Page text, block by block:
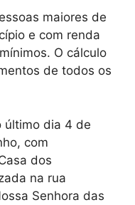
maiores de
e com renda
O cálculo
de todos os
último dia 4 de
com
dos
na rua
Senhora das